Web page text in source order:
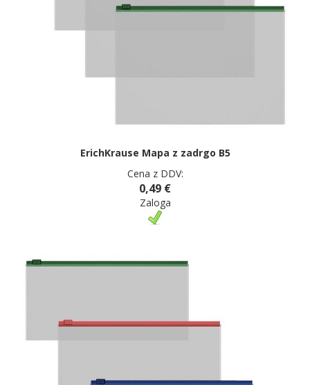
ErichKrause Mapa z zadrgo B5
Cena z DDV:
0,49 €
Zaloga